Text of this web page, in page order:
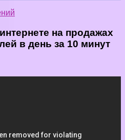
на продажах
в день за 10 минут